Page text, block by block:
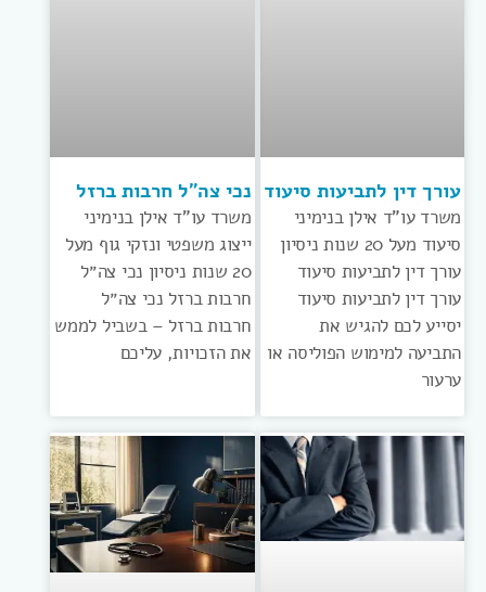
עורך דין לתביעות סיעוד
משרד עו”ד אילן בנימיני
סיעוד מעל 20 שנות ניסיון
עורך דין לתביעות סיעוד
עורך דין לתביעות סיעוד
יסייע לכם להגיש את
התביעה למימוש הפוליסה או
ערעור
נכי צה״ל חרבות ברזל
משרד עו”ד אילן בנימיני
ייצוג משפטי ונזקי גוף מעל
20 שנות ניסיון נכי צה״ל
חרבות ברזל נכי צה״ל
חרבות ברזל – בשביל לממש
את הזכויות, עליכם